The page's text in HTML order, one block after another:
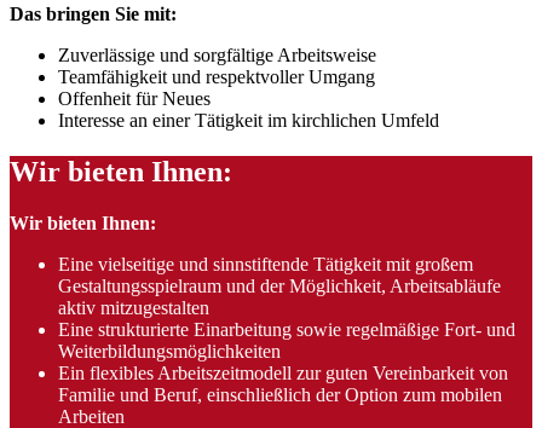
Das bringen Sie mit:
Zuverlässige und sorgfältige Arbeitsweise
Teamfähigkeit und respektvoller Umgang
Offenheit für Neues
Interesse an einer Tätigkeit im kirchlichen Umfeld
Wir bieten Ihnen:
Wir bieten Ihnen:
Eine vielseitige und sinnstiftende Tätigkeit mit großem
Gestaltungsspielraum und der Möglichkeit, Arbeitsabläufe
aktiv mitzugestalten
Eine strukturierte Einarbeitung sowie regelmäßige Fort- und
Weiterbildungsmöglichkeiten
Ein flexibles Arbeitszeitmodell zur guten Vereinbarkeit von
Familie und Beruf, einschließlich der Option zum mobilen
Arbeiten